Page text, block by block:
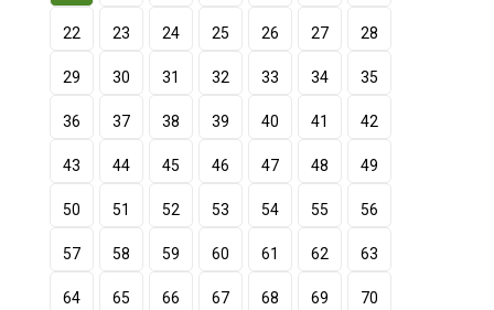
22 23 24 25 26 27 28
29 30 31 32 33 34 35
36 37 38 39 40 41 42
43 44 45 46 47 48 49
50 51 52 53 54 55 56
57 58 59 60 61 62 63
64 65 66 67 68 69 70